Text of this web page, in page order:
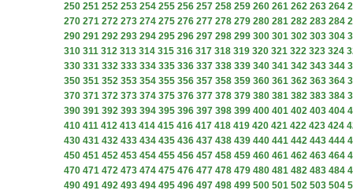
250 251 252 253 254 255 256 257 258 259 260 261 262 263 264
270 271 272 273 274 275 276 277 278 279 280 281 282 283 284
290 291 292 293 294 295 296 297 298 299 300 301 302 303 304
310 311 312 313 314 315 316 317 318 319 320 321 322 323 324
330 331 332 333 334 335 336 337 338 339 340 341 342 343 344
350 351 352 353 354 355 356 357 358 359 360 361 362 363 364
370 371 372 373 374 375 376 377 378 379 380 381 382 383 384
390 391 392 393 394 395 396 397 398 399 400 401 402 403 404
410 411 412 413 414 415 416 417 418 419 420 421 422 423 424
430 431 432 433 434 435 436 437 438 439 440 441 442 443 444
450 451 452 453 454 455 456 457 458 459 460 461 462 463 464
470 471 472 473 474 475 476 477 478 479 480 481 482 483 484
490 491 492 493 494 495 496 497 498 499 500 501 502 503 504